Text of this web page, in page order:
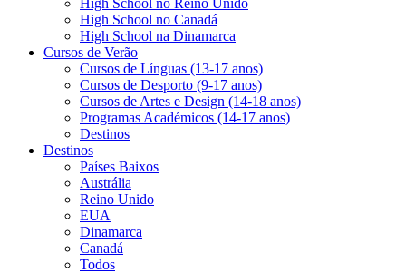
High School no Reino Unido
High School no Canadá
High School na Dinamarca
Cursos de Verão
Cursos de Línguas (13-17 anos)
Cursos de Desporto (9-17 anos)
Cursos de Artes e Design (14-18 anos)
Programas Académicos (14-17 anos)
Destinos
Destinos
Países Baixos
Austrália
Reino Unido
EUA
Dinamarca
Canadá
Todos